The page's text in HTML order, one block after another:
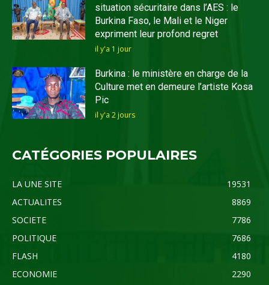
situation sécuritaire dans l’AES : le
Burkina Faso, le Mali et le Niger
expriment leur profond regret
il y'a 1 jour
Burkina : le ministère en charge de la
Culture met en demeure l’artiste Kosa
Pic
il y'a 2 jours
CATÉGORIES POPULAIRES
LA UNE SITE
19531
ACTUALITES
8869
SOCIETE
7786
POLITIQUE
7686
FLASH
4180
ECONOMIE
2290